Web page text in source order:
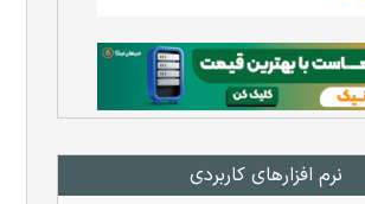
نرم افزار‌های کاربردی